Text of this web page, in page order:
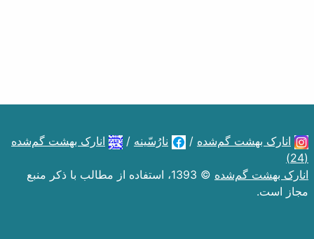
انارک بهشت گم‌شده / نارُسّینه /
انارک بهشت گم‌شده
(24)
انارک بهشت گم‌شده
© 1393، استفاده از مطالب با ذکر منبع
مجاز است.